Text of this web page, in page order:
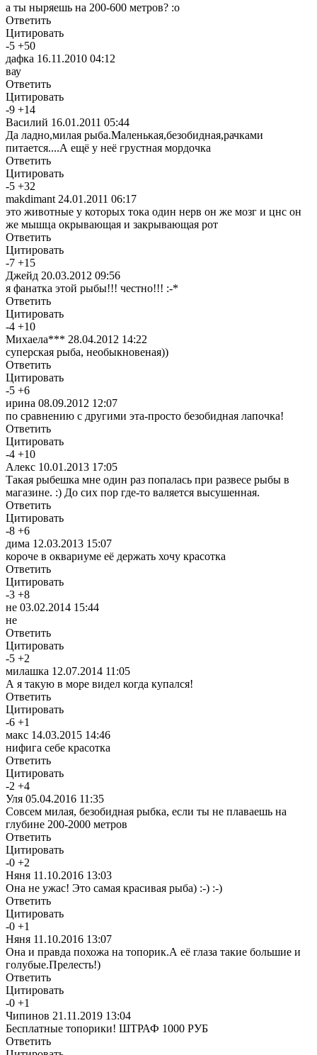
а ты ныряешь на 200-600 метров? :o
Ответить
Цитировать
-5 +50
дафка 16.11.2010 04:12
вау
Ответить
Цитировать
-9 +14
Василий 16.01.2011 05:44
Да ладно,милая рыба.Маленькая,безобидная,рачками
питается....А ещё у неё грустная мордочка
Ответить
Цитировать
-5 +32
makdimant 24.01.2011 06:17
это животные у которых тока один нерв он же мозг и цнс он
же мышца окрывающая и закрывающая рот
Ответить
Цитировать
-7 +15
Джейд 20.03.2012 09:56
я фанатка этой рыбы!!! честно!!! :-*
Ответить
Цитировать
-4 +10
Михаела*** 28.04.2012 14:22
суперская рыба, необыкновеная))
Ответить
Цитировать
-5 +6
ирина 08.09.2012 12:07
по сравнению с другими эта-просто безобидная лапочка!
Ответить
Цитировать
-4 +10
Алекс 10.01.2013 17:05
Такая рыбешка мне один раз попалась при развесе рыбы в
магазине. :) До сих пор где-то валяется высушенная.
Ответить
Цитировать
-8 +6
дима 12.03.2013 15:07
короче в оквариуме её держать хочу красотка
Ответить
Цитировать
-3 +8
не 03.02.2014 15:44
не
Ответить
Цитировать
-5 +2
милашка 12.07.2014 11:05
А я такую в море видел когда купался!
Ответить
Цитировать
-6 +1
макс 14.03.2015 14:46
нифига себе красотка
Ответить
Цитировать
-2 +4
Уля 05.04.2016 11:35
Совсем милая, безобидная рыбка, если ты не плаваешь на
глубине 200-2000 метров
Ответить
Цитировать
-0 +2
Няня 11.10.2016 13:03
Она не ужас! Это самая красивая рыба) :-) :-)
Ответить
Цитировать
-0 +1
Няня 11.10.2016 13:07
Она и правда похожа на топорик.А её глаза такие большие и
голубые.Прелесть!)
Ответить
Цитировать
-0 +1
Чипинов 21.11.2019 13:04
Бесплатные топорики! ШТРАФ 1000 РУБ
Ответить